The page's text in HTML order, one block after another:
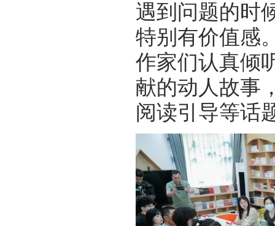
遇到问题的时
特别有价值感
作家们认真倾
献的动人故事
阅读引导等话